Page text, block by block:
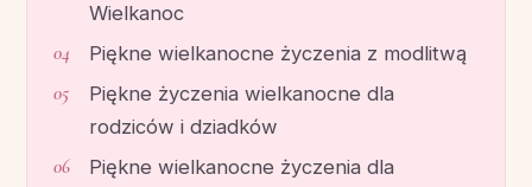
Wielkanoc
Piękne wielkanocne życzenia z modlitwą
Piękne życzenia wielkanocne dla
rodziców i dziadków
Piękne wielkanocne życzenia dla